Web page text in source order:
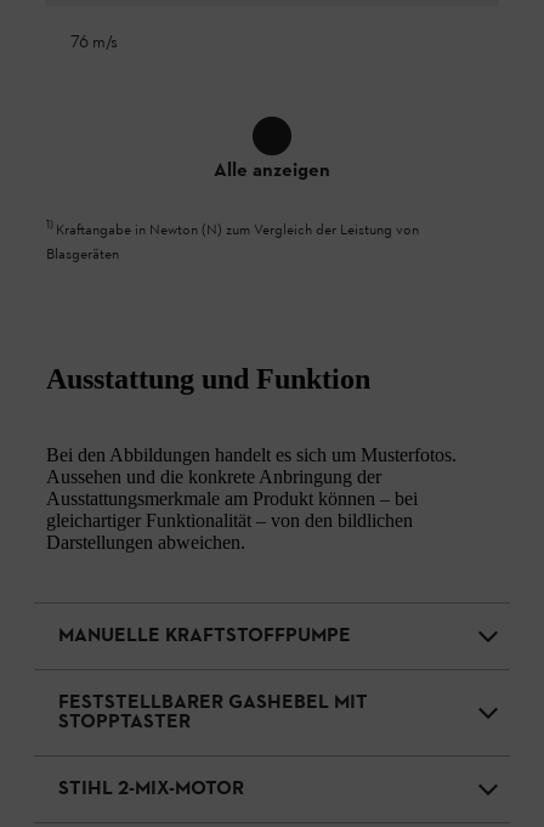
76 m/s
Alle anzeigen
1) Kraftangabe in Newton (N) zum Vergleich der Leistung von
Blasgeräten
Ausstattung und Funktion
Bei den Abbildungen handelt es sich um Musterfotos.
Aussehen und die konkrete Anbringung der
Ausstattungsmerkmale am Produkt können – bei
gleichartiger Funktionalität – von den bildlichen
Darstellungen abweichen.
MANUELLE KRAFTSTOFFPUMPE
FESTSTELLBARER GASHEBEL MIT
STOPPTASTER
STIHL 2-MIX-MOTOR